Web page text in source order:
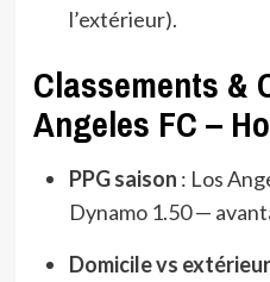
l’extérieur).
Classements &
Angeles FC –
PPG saison : Los
Dynamo 1.50 —
Domicile vs extérieur